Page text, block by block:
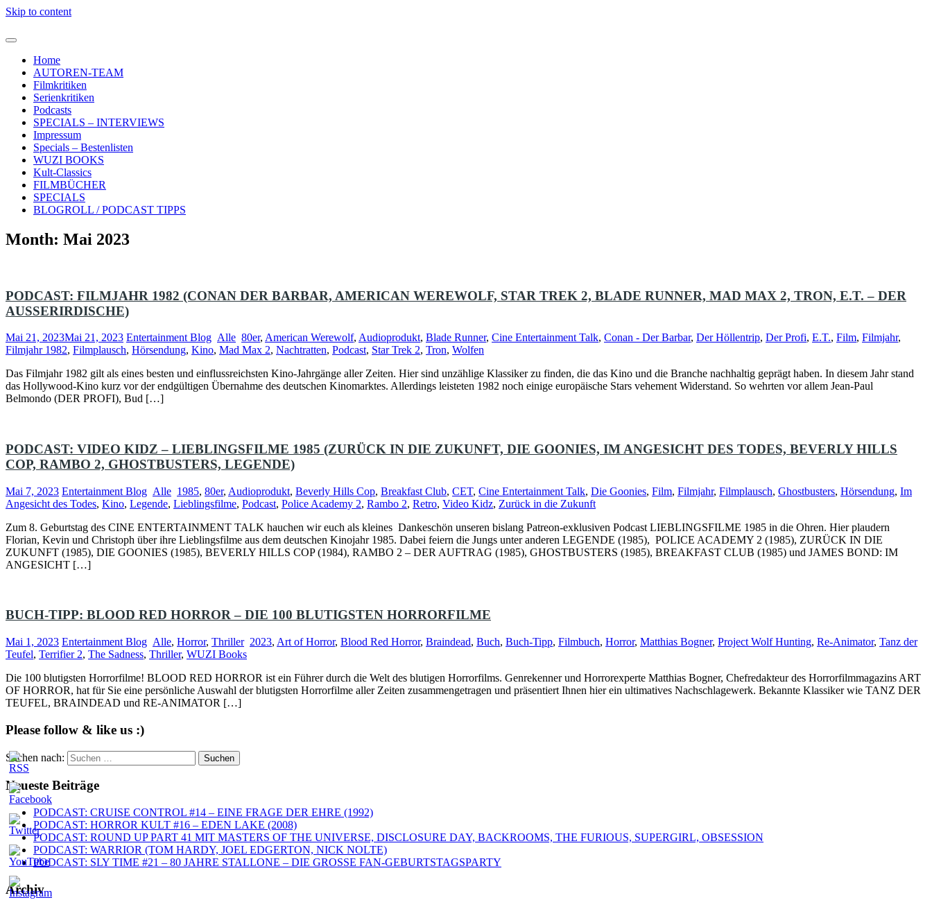
Skip to content
Home
AUTOREN-TEAM
Filmkritiken
Serienkritiken
Podcasts
SPECIALS – INTERVIEWS
Impressum
Specials – Bestenlisten
WUZI BOOKS
Kult-Classics
FILMBÜCHER
SPECIALS
BLOGROLL / PODCAST TIPPS
Month: Mai 2023
PODCAST: FILMJAHR 1982 (CONAN DER BARBAR, AMERICAN WEREWOLF, STAR TREK 2, BLADE RUNNER, MAD MAX 2, TRON, E.T. – DER
AUSSERIRDISCHE)
Mai 21, 2023Mai 21, 2023 Entertainment Blog Alle 80er, American Werewolf, Audioprodukt, Blade Runner, Cine Entertainment Talk, Conan - Der Barbar, Der Höllentrip, Der Profi, E.T., Film, Filmjahr,
Filmjahr 1982, Filmplausch, Hörsendung, Kino, Mad Max 2, Nachtratten, Podcast, Star Trek 2, Tron, Wolfen
Das Filmjahr 1982 gilt als eines besten und einflussreichsten Kino-Jahrgänge aller Zeiten. Hier sind unzählige Klassiker zu finden, die das Kino und die Branche nachhaltig geprägt haben. In diesem Jahr stand
das Hollywood-Kino kurz vor der endgültigen Übernahme des deutschen Kinomarktes. Allerdings leisteten 1982 noch einige europäische Stars vehement Widerstand. So wehrten vor allem Jean-Paul
Belmondo (DER PROFI), Bud […]
PODCAST: VIDEO KIDZ – LIEBLINGSFILME 1985 (ZURÜCK IN DIE ZUKUNFT, DIE GOONIES, IM ANGESICHT DES TODES, BEVERLY HILLS
COP, RAMBO 2, GHOSTBUSTERS, LEGENDE)
Mai 7, 2023 Entertainment Blog Alle 1985, 80er, Audioprodukt, Beverly Hills Cop, Breakfast Club, CET, Cine Entertainment Talk, Die Goonies, Film, Filmjahr, Filmplausch, Ghostbusters, Hörsendung, Im
Angesicht des Todes, Kino, Legende, Lieblingsfilme, Podcast, Police Academy 2, Rambo 2, Retro, Video Kidz, Zurück in die Zukunft
Zum 8. Geburtstag des CINE ENTERTAINMENT TALK hauchen wir euch als kleines Dankeschön unseren bislang Patreon-exklusiven Podcast LIEBLINGSFILME 1985 in die Ohren. Hier plaudern
Florian, Kevin und Christoph über ihre Lieblingsfilme aus dem deutschen Kinojahr 1985. Dabei feiern die Jungs unter anderen LEGENDE (1985), POLICE ACADEMY 2 (1985), ZURÜCK IN DIE
ZUKUNFT (1985), DIE GOONIES (1985), BEVERLY HILLS COP (1984), RAMBO 2 – DER AUFTRAG (1985), GHOSTBUSTERS (1985), BREAKFAST CLUB (1985) und JAMES BOND: IM
ANGESICHT […]
BUCH-TIPP: BLOOD RED HORROR – DIE 100 BLUTIGSTEN HORRORFILME
Mai 1, 2023 Entertainment Blog Alle, Horror, Thriller 2023, Art of Horror, Blood Red Horror, Braindead, Buch, Buch-Tipp, Filmbuch, Horror, Matthias Bogner, Project Wolf Hunting, Re-Animator, Tanz der
Teufel, Terrifier 2, The Sadness, Thriller, WUZI Books
Die 100 blutigsten Horrorfilme! BLOOD RED HORROR ist ein Führer durch die Welt des blutigen Horrorfilms. Genrekenner und Horrorexperte Matthias Bogner, Chefredakteur des Horrorfilmmagazins ART
OF HORROR, hat für Sie eine persönliche Auswahl der blutigsten Horrorfilme aller Zeiten zusammengetragen und präsentiert Ihnen hier ein ultimatives Nachschlagewerk. Bekannte Klassiker wie TANZ DER
TEUFEL, BRAINDEAD und RE-ANIMATOR […]
Please follow & like us :)
Suchen nach:
Neueste Beiträge
PODCAST: CRUISE CONTROL #14 – EINE FRAGE DER EHRE (1992)
PODCAST: HORROR KULT #16 – EDEN LAKE (2008)
PODCAST: ROUND UP PART 41 MIT MASTERS OF THE UNIVERSE, DISCLOSURE DAY, BACKROOMS, THE FURIOUS, SUPERGIRL, OBSESSION
PODCAST: WARRIOR (TOM HARDY, JOEL EDGERTON, NICK NOLTE)
PODCAST: SLY TIME #21 – 80 JAHRE STALLONE – DIE GROSSE FAN-GEBURTSTAGSPARTY
Archiv